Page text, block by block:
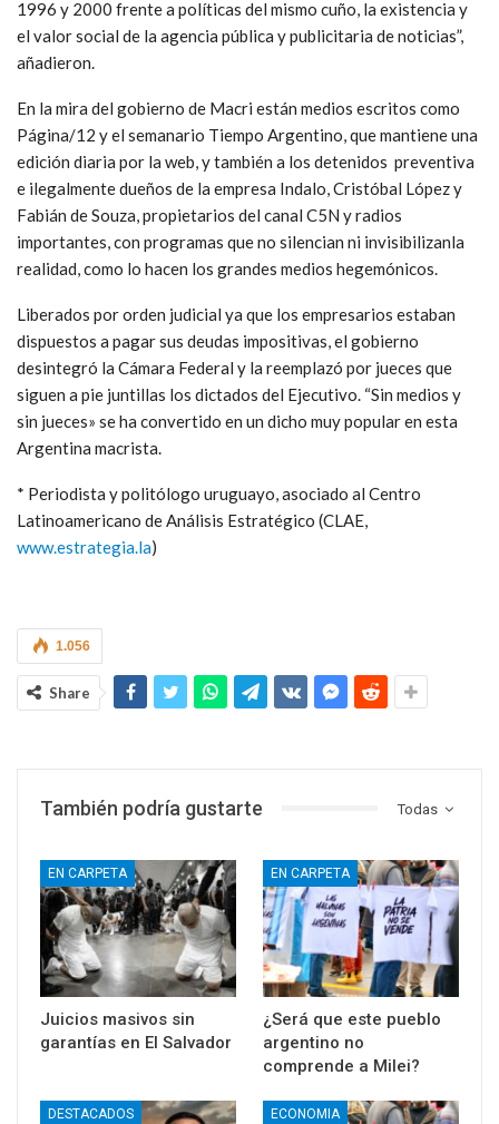
1996 y 2000 frente a políticas del mismo cuño, la existencia y
el valor social de la agencia pública y publicitaria de noticias”,
añadieron.
En la mira del gobierno de Macri están medios escritos como
Página/12 y el semanario Tiempo Argentino, que mantiene una
edición diaria por la web, y también a los detenidos preventiva
e ilegalmente dueños de la empresa Indalo, Cristóbal López y
Fabián de Souza, propietarios del canal C5N y radios
importantes, con programas que no silencian ni invisibilizanla
realidad, como lo hacen los grandes medios hegemónicos.
Liberados por orden judicial ya que los empresarios estaban
dispuestos a pagar sus deudas impositivas, el gobierno
desintegró la Cámara Federal y la reemplazó por jueces que
siguen a pie juntillas los dictados del Ejecutivo. “Sin medios y
sin jueces» se ha convertido en un dicho muy popular en esta
Argentina macrista.
* Periodista y politólogo uruguayo, asociado al Centro
Latinoamericano de Análisis Estratégico (CLAE,
www.estrategia.la)
1.056
Share
Todas
También podría gustarte
EN CARPETA
Juicios masivos sin
garantías en El Salvador
EN CARPETA
¿Será que este pueblo
argentino no
comprende a Milei?
DESTACADOS ECONOMIA